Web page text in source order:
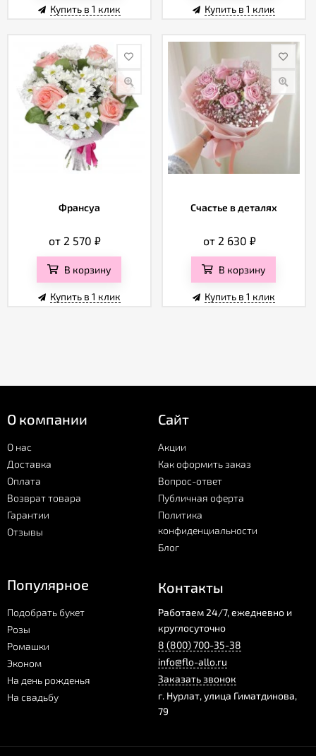
Купить в 1 клик Купить в 1 клик
Франсуа
от 2 570₽
В корзину
Купить в 1 клик
Счастье в деталях
от 2 630 ₽
В корзину
Купить в 1 клик
О компании
О нас
Доставка
Оплата
Возврат товара
Гарантии
Отзывы
Сайт
Акции
Как оформить заказ
Вопрос-ответ
Публичная оферта
Политика
конфиденциальности
Блог
Популярное
Подобрать букет
Розы
Ромашки
Эконом
На день рожденья
На свадьбу
Контакты
Работаем 24/7, ежедневно и
круглосуточно
8 (800) 700-35-38
info@flo-allo.ru
Заказать звонок
г. Нурлат,улица Гиматдинова,
79